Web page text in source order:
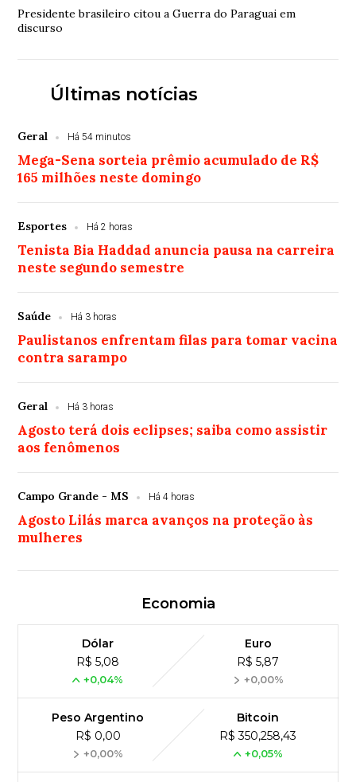
Presidente brasileiro citou a Guerra do Paraguai em
discurso
Últimas notícias
Geral Há 54 minutos
Mega-Sena sorteia prêmio acumulado de R$
165 milhões neste domingo
Esportes Há 2 horas
Tenista Bia Haddad anuncia pausa na carreira
neste segundo semestre
Saúde Há 3 horas
Paulistanos enfrentam filas para tomar vacina
contra sarampo
Geral Há 3 horas
Agosto terá dois eclipses; saiba como assistir
aos fenômenos
Campo Grande - MS Há 4 horas
Agosto Lilás marca avanços na proteção às
mulheres
Economia
Dólar
R$ 5,08
+0,04%
Euro
R$ 5,87
+0,00%
Peso Argentino
R$ 0,00
+0,00%
Bitcoin
R$ 350,258,43
+0,05%